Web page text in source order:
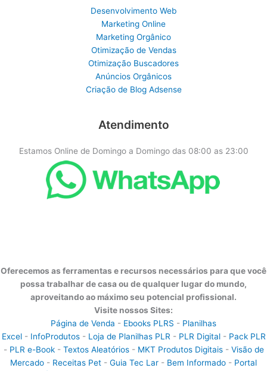
Desenvolvimento Web
Marketing Online
Marketing Orgânico
Otimização de Vendas
Otimização Buscadores
Anúncios Orgânicos
Criação de Blog Adsense
Atendimento
Estamos Online de Domingo a Domingo das 08:00 as 23:00
Oferecemos as ferramentas e recursos necessários para que você
possa trabalhar de casa ou de qualquer lugar do mundo,
aproveitando ao máximo seu potencial profissional.
Visite nossos Sites:
Página de Venda - Ebooks PLRS - Planilhas
Excel- InfoProdutos- Loja de Planilhas PLR - PLR Digital- Pack PLR
- PLR e-Book- Textos Aleatórios- MKT Produtos Digitais- Visão de
Mercado - Receitas Pet - Guia Tec Lar - Bem Informado - Portal